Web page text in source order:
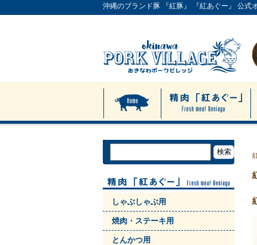
沖縄のブランド豚 『紅豚』 『紅あぐー』 公式
しゃぶしゃぶ用
焼肉・ステーキ用
とんかつ用